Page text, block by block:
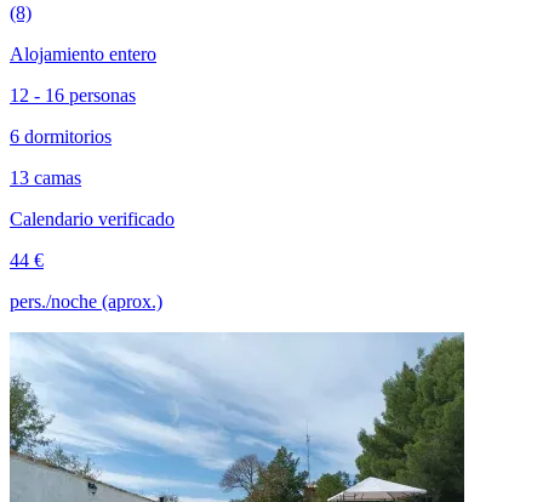
(8)
Alojamiento entero
12 - 16 personas
6 dormitorios
13 camas
Calendario verificado
44 €
pers./noche (aprox.)